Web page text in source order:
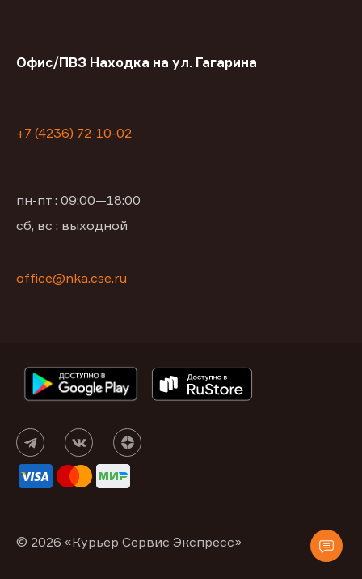
Офис/ПВЗ Находка на ул. Гагарина
+7 (4236) 72-10-02
пн-пт : 09:00—18:00
сб, вс : выходной
office@nka.cse.ru
© 2026 «Курьер Сервис Экспресс»